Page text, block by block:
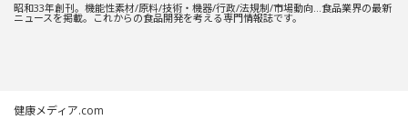
昭和33年創刊。機能性素材/原料/技術・機器/行政/法規制/市場動向…食品業界の最新
ニュースを掲載。これからの食品開発を考える専門情報誌です。
健康メディア.com